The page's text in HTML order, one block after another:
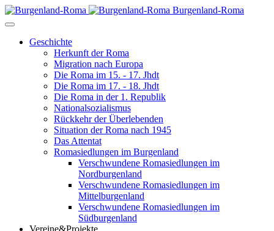
Burgenland-Roma
Geschichte
Herkunft der Roma
Migration nach Europa
Die Roma im 15. - 17. Jhdt
Die Roma im 17. - 18. Jhdt
Die Roma in der 1. Republik
Nationalsozialismus
Rückkehr der Überlebenden
Situation der Roma nach 1945
Das Attentat
Romasiedlungen im Burgenland
Verschwundene Romasiedlungen im
Nordburgenland
Verschwundene Romasiedlungen im
Mittelburgenland
Verschwundene Romasiedlungen im
Südburgenland
Vereine&Projekte